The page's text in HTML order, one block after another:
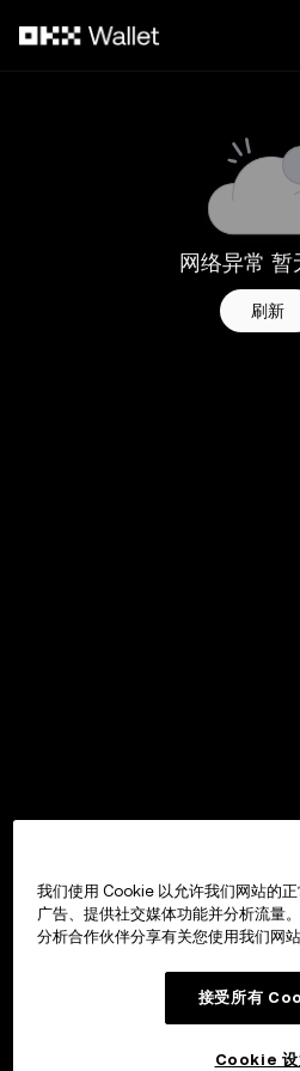
网络异常 暂
刷新
我们使用 Cookie 以允许我们网站的
广告、提供社交媒体功能并分析流量
分析合作伙伴分享有关您使用我们网站
接受所有
Cookie 设